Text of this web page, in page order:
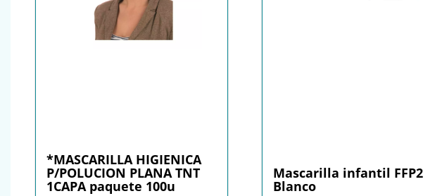
*MASCARILLA HIGIENICA
P/POLUCION PLANA TNT
1CAPA paquete 100u
Mascarilla infantil FFP2
Blanco